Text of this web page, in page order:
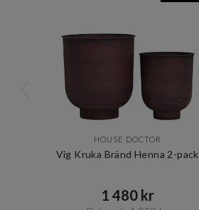
HOUSE DOCTOR
Vig Kruka Bränd Henna 2-pack
1 480 kr​​